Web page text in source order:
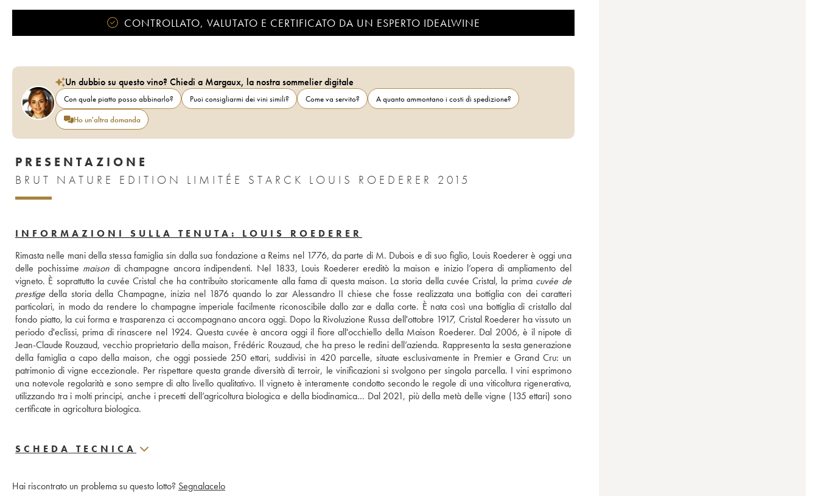
CONTROLLATO, VALUTATO E CERTIFICATO DA UN ESPERTO IDEALWINE
Un dubbio su questo vino? Chiedi a Margaux, la nostra sommelier digitale
Con quale piatto posso abbinarlo? Puoi consigliarmi dei vini simili? Come va servito?
A quanto ammontano i costi di spedizione?
Ho un'altra domanda
PRESENTAZIONE
BRUT NATURE EDITION LIMITÉE STARCK LOUIS ROEDERER 2015
INFORMAZIONI SULLA TENUTA: LOUIS ROEDERER
Rimasta nelle mani della stessa famiglia sin dalla sua fondazione a Reims nel 1776, da parte di M. Dubois e di suo figlio, Louis Roederer è oggi una
delle pochissime maison di champagne ancora indipendenti. Nel 1833, Louis Roederer ereditò la maison e inizio l’opera di ampliamento del
vigneto. È soprattutto la cuvée Cristal che ha contribuito storicamente alla fama di questa maison. La storia della cuvée Cristal, la prima cuvée de
prestige della storia della Champagne, inizia nel 1876 quando lo zar Alessandro II chiese che fosse realizzata una bottiglia con dei caratteri
particolari, in modo da rendere lo champagne imperiale facilmente riconoscibile dallo zar e dalla corte. È nata così una bottiglia di cristallo dal
fondo piatto, la cui forma e trasparenza ci accompagnano ancora oggi. Dopo la Rivoluzione Russa dell'ottobre 1917, Cristal Roederer ha vissuto un
periodo d'eclissi, prima di rinascere nel 1924. Questa cuvée è ancora oggi il fiore all'occhiello della Maison Roederer. Dal 2006, è il nipote di
Jean-Claude Rouzaud, vecchio proprietario della maison, Frédéric Rouzaud, che ha preso le redini dell’azienda. Rappresenta la sesta generazione
della famiglia a capo della maison, che oggi possiede 250 ettari, suddivisi in 420 parcelle, situate esclusivamente in Premier e Grand Cru: un
patrimonio di vigne eccezionale. Per rispettare questa grande diversità di terroir, le vinificazioni si svolgono per singola parcella. I vini esprimono
una notevole regolarità e sono sempre di alto livello qualitativo. Il vigneto è interamente condotto secondo le regole di una viticoltura rigenerativa,
utilizzando tra i molti principi, anche i precetti dell’agricoltura biologica e della biodinamica… Dal 2021, più della metà delle vigne (135 ettari) sono
certificate in agricoltura biologica.
SCHEDA TECNICA
Hai riscontrato un problema su questo lotto? Segnalacelo